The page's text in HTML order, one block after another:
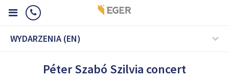
WYDARZENIA (EN)
Péter Szabó Szilvia concert